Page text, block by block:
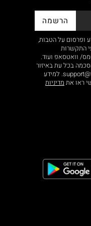
הרשמה
ופרסום על הטבות,
התקשרות
וואטסאפ ועוד.
בכל עת באיזור
האישי או בפנייה לsupport@terminalx.com. למידע
ראו את מדיניות